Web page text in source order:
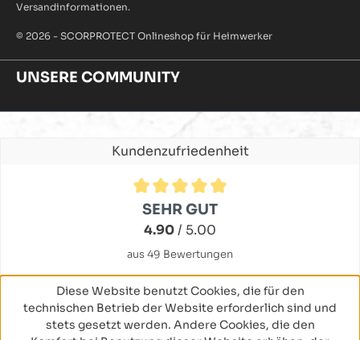
Versandinformationen.
© 2026 - SCORPROTECT Onlineshop für Heimwerker
UNSERE COMMUNITY
Kundenzufriedenheit
Durchschnittliche Bewertung von 4.9 von 5 Sternen
SEHR GUT
4.90/ 5.00
aus 49 Bewertungen
Diese Website benutzt Cookies, die für den
technischen Betrieb der Website erforderlich sind und
stets gesetzt werden. Andere Cookies, die den